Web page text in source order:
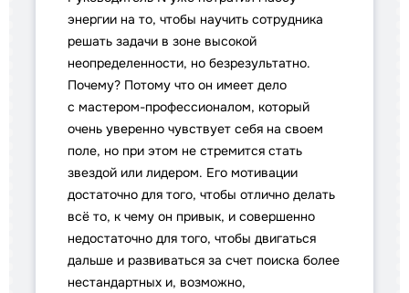
энергии на то, чтобы научить сотрудника
решать задачи в зоне высокой
неопределенности, но безрезультатно.
Почему? Потому что он имеет дело
с мастером-профессионалом, который
очень уверенно чувствует себя на своем
поле, но при этом не стремится стать
звездой или лидером. Его мотивации
достаточно для того, чтобы отлично делать
всё то, к чему он привык, и совершенно
недостаточно для того, чтобы двигаться
дальше и развиваться за счет поиска более
нестандартных и, возможно,